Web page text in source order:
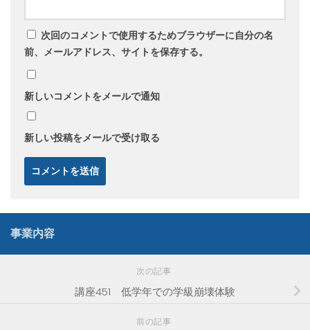
次回のコメントで使用するためブラウザーに自分の名
前、メールアドレス、サイトを保存する。
新しいコメントをメールで通知
新しい投稿をメールで受け取る
事業内容
次の記事
講座451 低学年での学級崩壊体験
前の記事